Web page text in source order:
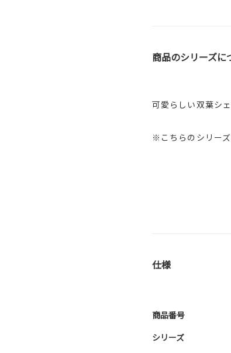
商品のシリーズに
可愛らしい双葉シ
※こちらのシリー
仕様
商品番号
シリーズ